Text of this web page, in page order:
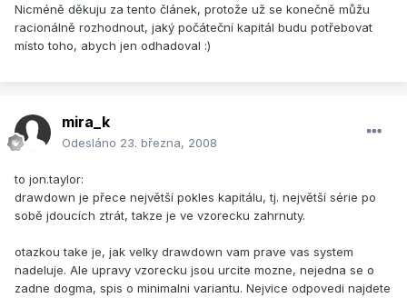
Nicméně děkuju za tento článek, protože už se konečně můžu
racionálně rozhodnout, jaký počáteční kapitál budu potřebovat
místo toho, abych jen odhadoval :)
mira_k
Odesláno 23. března, 2008
to jon.taylor:
drawdown je přece největší pokles kapitálu, tj. největší série po
sobě jdoucích ztrát, takze je ve vzorecku zahrnuty.
otazkou take je, jak velky drawdown vam prave vas system
nadeluje. Ale upravy vzorecku jsou urcite mozne, nejedna se o
zadne dogma, spis o minimalni variantu. Nejvice odpovedi najdete